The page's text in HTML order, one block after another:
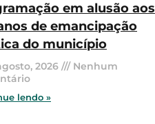
em alusão aos
de emancipação
do município
2026
Nenhum
lendo »